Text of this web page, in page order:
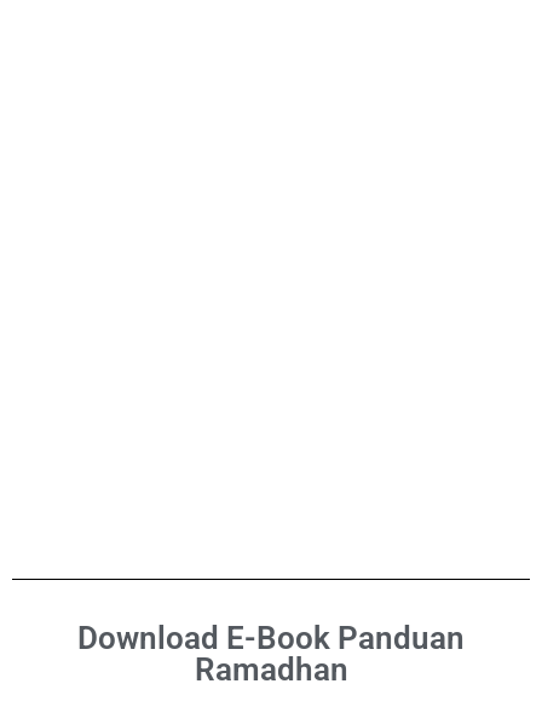
Download E-Book Panduan
Ramadhan